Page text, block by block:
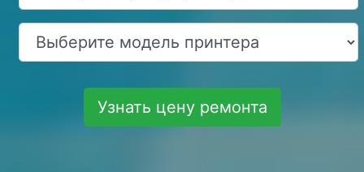
Узнать цену ремонта